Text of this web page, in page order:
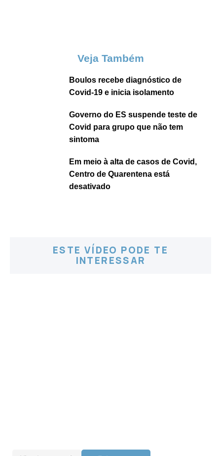
Veja Também
Boulos recebe diagnóstico de
Covid-19 e inicia isolamento
Governo do ES suspende teste de
Covid para grupo que não tem
sintoma
Em meio à alta de casos de Covid,
Centro de Quarentena está
desativado
ESTE VÍDEO PODE TE
INTERESSAR